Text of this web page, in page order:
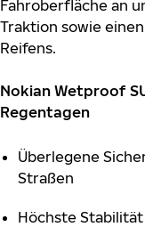
Fahroberfläche an
Traktion sowie
Reifens.
Nokian Wetproof
Regentagen
Überlegene
Straßen
Höchste